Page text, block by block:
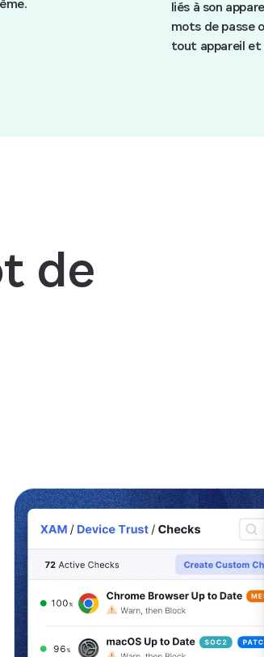
liés à son
mots de passe
tout appareil et
de